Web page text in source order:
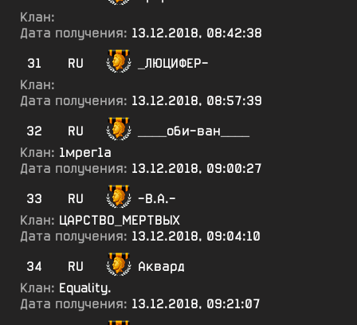
Клан:
Дата получения: 13.12.2018, 08:42:38
31
RU
_ЛЮЦИФЕР-
Клан:
Дата получения: 13.12.2018, 08:57:39
32
RU
____оби-ван____
Клан: 1мрег1а
Дата получения: 13.12.2018, 09:00:27
33
RU
-В.А.-
Клан: ЦАРСТВО_МЕРТВЫХ
Дата получения: 13.12.2018, 09:04:10
34
RU
Аквард
Клан: Equality.
Дата получения: 13.12.2018, 09:21:07